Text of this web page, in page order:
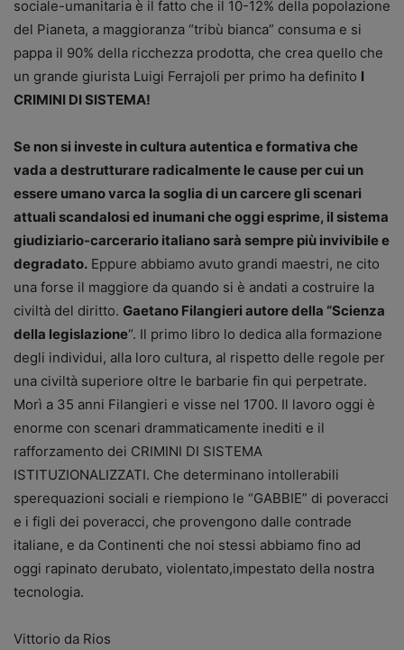
sociale-umanitaria è il fatto che il 10-12% della popolazione
del Pianeta, a maggioranza “tribù bianca” consuma e si
pappa il 90% della ricchezza prodotta, che crea quello che
un grande giurista Luigi Ferrajoli per primo ha definito I
CRIMINI DI SISTEMA!
Se non si investe in cultura autentica e formativa che
vada a destrutturare radicalmente le cause per cui un
essere umano varca la soglia di un carcere gli scenari
attuali scandalosi ed inumani che oggi esprime, il sistema
giudiziario-carcerario italiano sarà sempre più invivibile e
degradato. Eppure abbiamo avuto grandi maestri, ne cito
una forse il maggiore da quando si è andati a costruire la
civiltà del diritto. Gaetano Filangieri autore della “Scienza
della legislazione“. Il primo libro lo dedica alla formazione
degli individui, alla loro cultura, al rispetto delle regole per
una civiltà superiore oltre le barbarie fin qui perpetrate.
Morì a 35 anni Filangieri e visse nel 1700. Il lavoro oggi è
enorme con scenari drammaticamente inediti e il
rafforzamento dei CRIMINI DI SISTEMA
ISTITUZIONALIZZATI. Che determinano intollerabili
sperequazioni sociali e riempiono le “GABBIE” di poveracci
e i figli dei poveracci, che provengono dalle contrade
italiane, e da Continenti che noi stessi abbiamo fino ad
oggi rapinato derubato, violentato,impestato della nostra
tecnologia.
Vittorio da Rios